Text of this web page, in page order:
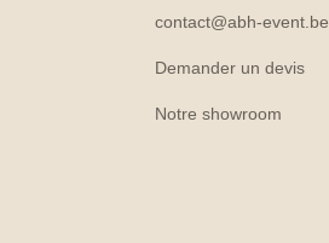
contact@abh-event.be
Demander un devis
Notre showroom